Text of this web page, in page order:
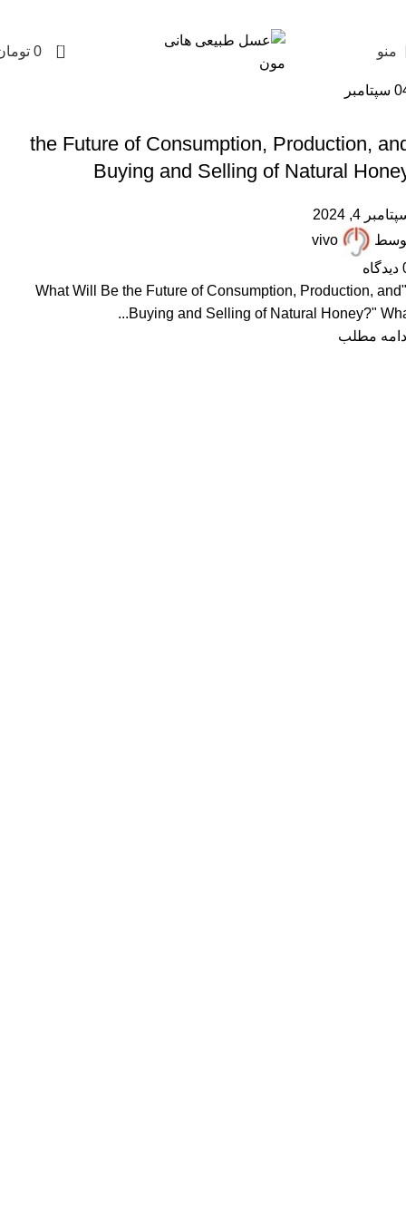
منو 0
0
سپتامبر
the Future of Consumption, Production,
Buying and Selling of Natural
4, 2024
vivo
دیدگاه
"What Will Be the Future of Consumption, Production, and
Buying and Selling of Natural Honey?"
مطلب